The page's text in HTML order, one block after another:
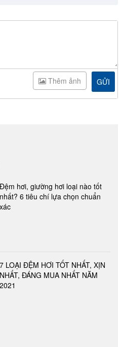
GỬI
Thêm ảnh
Đệm hơi, giường hơi loại nào tốt
nhất? 6 tiêu chí lựa chọn chuẩn
xác
7 LOẠI ĐỆM HƠI TỐT NHẤT, XỊN
NHẤT, ĐÁNG MUA NHẤT NĂM
2021